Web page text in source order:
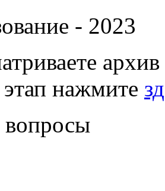
- 2023
нажмите
вопросы